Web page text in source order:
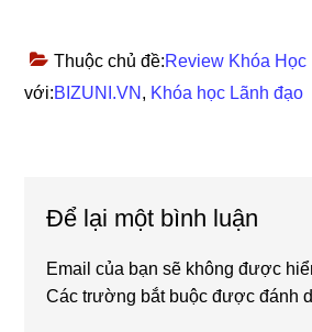
Thuộc chủ đề:Review Khóa Học
với:BIZUNI.VN , Khóa học Lãnh đạo
Interactions
Để lại một bình luận
Email của bạn sẽ không được
Các trường bắt buộc được đánh